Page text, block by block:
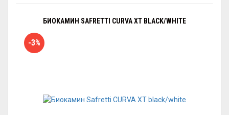
БИОКАМИН SAFRETTI CURVA XT BLACK/WHITE
-3%